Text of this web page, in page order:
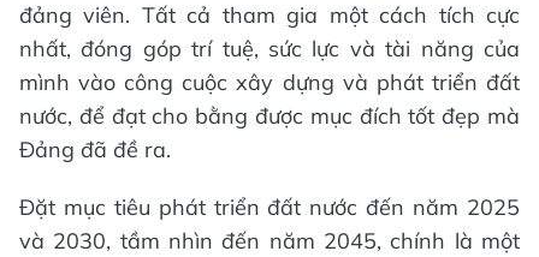
đảng viên. Tất cả tham gia một cách tích cực
nhất, đóng góp trí tuệ, sức lực và tài năng của
mình vào công cuộc xây dựng và phát triển đất
nước, để đạt cho bằng được mục đích tốt đẹp mà
Đảng đã đề ra.
Đặt mục tiêu phát triển đất nước đến năm 2025
và 2030, tầm nhìn đến năm 2045, chính là một